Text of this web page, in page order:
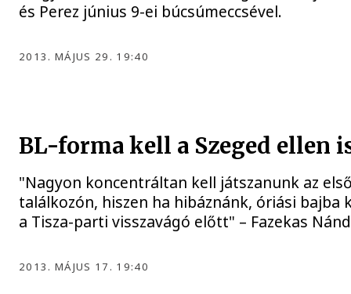
és Perez június 9-ei búcsúmeccsével.
2013. MÁJUS 29. 19:40
BL-forma kell a Szeged ellen
"Nagyon koncentráltan kell játszanunk az
találkozón, hiszen ha hibáznánk, óriási bajba
a Tisza-parti visszavágó előtt" – Fazekas
2013. MÁJUS 17. 19:40